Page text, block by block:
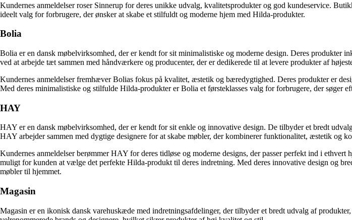
Kundernes anmeldelser roser Sinnerup for deres unikke udvalg, kvalitetsprodukter og god kundeservice.
ideelt valg for forbrugere, der ønsker at skabe et stilfuldt og moderne hjem med Hilda-produkter.
Bolia
Bolia er en dansk møbelvirksomhed, der er kendt for sit minimalistiske og moderne design. Deres produkter
ved at arbejde tæt sammen med håndværkere og producenter, der er dedikerede til at levere produkter af
Kundernes anmeldelser fremhæver Bolias fokus på kvalitet, æstetik og bæredygtighed. Deres produkter er
Med deres minimalistiske og stilfulde Hilda-produkter er Bolia et førsteklasses valg for forbrugere, der søger
HAY
HAY er en dansk møbelvirksomhed, der er kendt for sit enkle og innovative design. De tilbyder et bredt
HAY arbejder sammen med dygtige designere for at skabe møbler, der kombinerer funktionalitet, æstetik og
Kundernes anmeldelser berømmer HAY for deres tidløse og moderne designs, der passer perfekt ind i
muligt for kunden at vælge det perfekte Hilda-produkt til deres indretning. Med deres innovative design og
møbler til hjemmet.
Magasin
Magasin er en ikonisk dansk varehuskæde med indretningsafdelinger, der tilbyder et bredt udvalg af